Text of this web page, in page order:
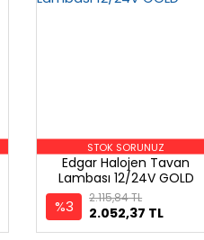
STOK SORUNUZ
Edgar Halojen Tavan
Lambası 12/24V GOLD
%3 2.052,37 TL
2.115,84 TL